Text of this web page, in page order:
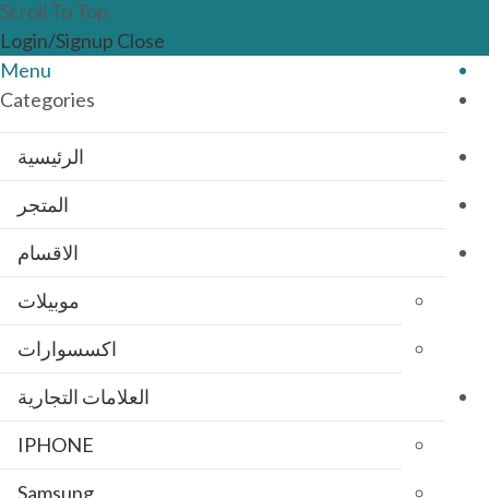
Scroll To Top
Login/Signup Close
Menu
Categories
الرئيسية
المتجر
الاقسام
موبيلات
اكسسوارات
العلامات التجارية
IPHONE
Samsung